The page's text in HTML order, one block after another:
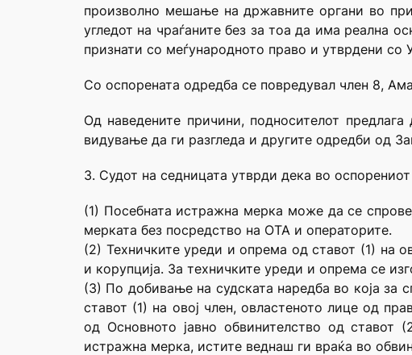
произволно мешање на државните органи во
угледот на чраѓаните без за тоа да има реална
признати со меѓународното право и утврдени со
Со оспорената одредба се повредувал член 8,
Од наведените причини, подносителот
видување да ги разгледа и другите одредби од
3. Судот на седницата утврди дека во
(1) Посебната истражна мерка може да се
мерката без посредство на ОТА и операторите.
(2) Техничките уреди и опрема од ставот (1) на
и корупција. За техничките уреди и опрема се
(3) По добивање на судската наредба во која за
ставот (1) на овој член, овластеното лице од
од Основното јавно обвинителство од
истражна мерка, истите веднаш ги враќа во